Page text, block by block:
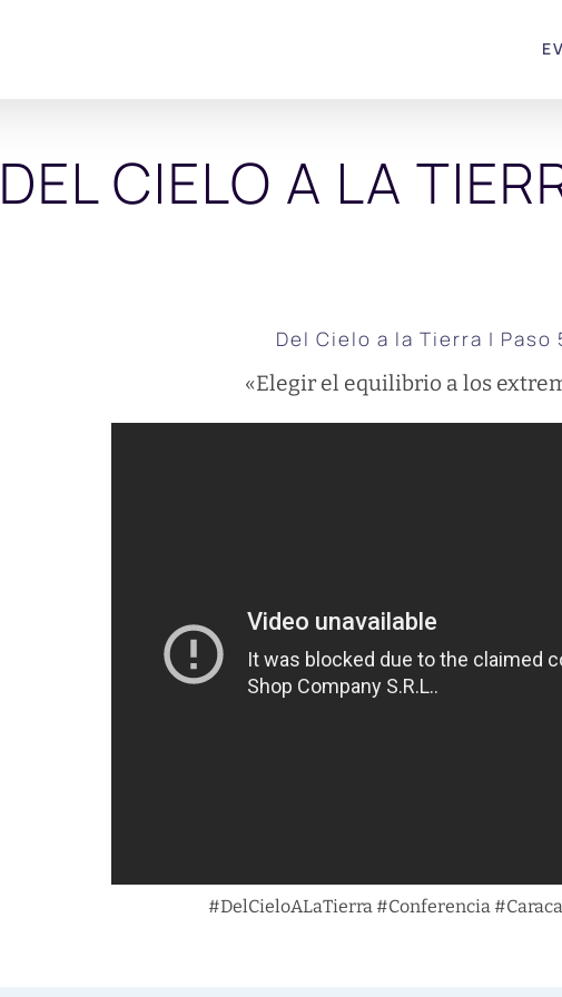
DEL CIELO A LA
Del Cielo a la Tierra | Paso
«Elegir el equilibrio a los
#DelCieloALaTierra #Conferencia